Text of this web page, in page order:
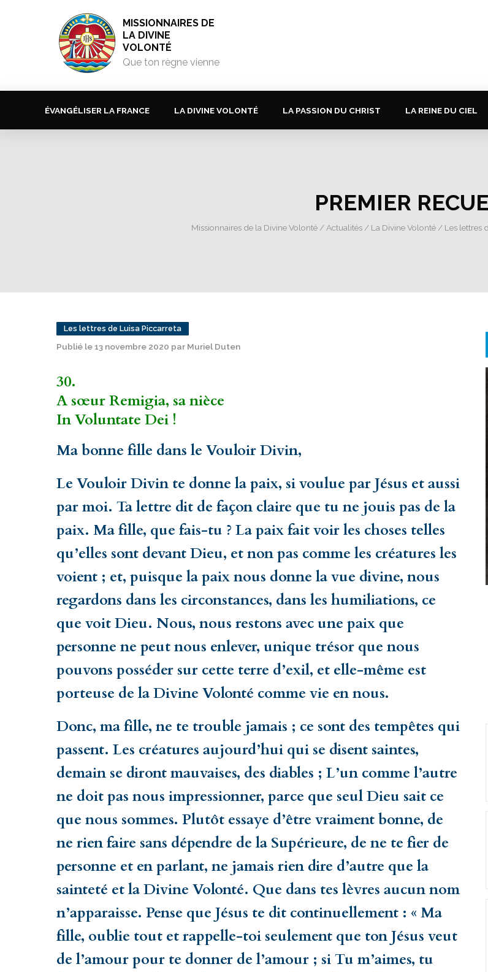
MISSIONNAIRES DE
LA DIVINE
VOLONTÉ
Que ton règne vienne
ÉVANGÉLISER LA FRANCE LA DIVINE VOLONTÉ LA PASSION DU CHRIST LA REINE DU CIEL
PREMIER
Missionnaires de la Divine Volonté/ Actualités/ La Divine Volonté/ Les lettres
Les lettres de Luisa Piccarreta
Publié le 13 novembre 2020 par Muriel Duten
30.
A sœur Remigia, sa nièce
In Voluntate Dei !
Ma bonne fille dans le Vouloir Divin,
Le Vouloir Divin te donne la paix, si voulue par Jésus et aussi
par moi. Ta lettre dit de façon claire que tu ne jouis pas de la
paix. Ma fille, que fais-tu ? La paix fait voir les choses telles
qu’elles sont devant Dieu, et non pas comme les créatures les
voient ; et, puisque la paix nous donne la vue divine, nous
regardons dans les circonstances, dans les humiliations, ce
que voit Dieu. Nous, nous restons avec une paix que
personne ne peut nous enlever, unique trésor que nous
pouvons posséder sur cette terre d’exil, et elle-même est
porteuse de la Divine Volonté comme vie en nous.
Donc, ma fille, ne te trouble jamais ; ce sont des tempêtes qui
passent. Les créatures aujourd’hui qui se disent saintes,
demain se diront mauvaises, des diables ; L’un comme l’autre
ne doit pas nous impressionner, parce que seul Dieu sait ce
que nous sommes. Plutôt essaye d’être vraiment bonne, de
ne rien faire sans dépendre de la Supérieure, de ne te fier de
personne et en parlant, ne jamais rien dire d’autre que la
sainteté et la Divine Volonté. Que dans tes lèvres aucun nom
n’apparaisse. Pense que Jésus te dit continuellement : « Ma
fille, oublie tout et rappelle-toi seulement que ton Jésus veut
de l’amour pour te donner de l’amour ; si Tu m’aimes, tu